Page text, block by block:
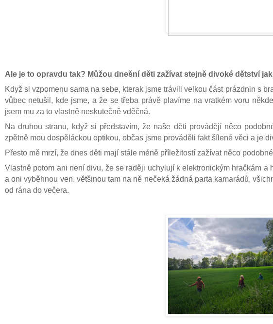
Ale je to opravdu tak? Můžou dnešní děti zažívat stejně divoké dětství
Když si vzpomenu sama na sebe, kterak jsme trávili velkou část prázdnin s
vůbec netušil, kde jsme, a že se třeba právě plavíme na vratkém voru
jsem mu za to vlastně neskutečně vděčná.
Na druhou stranu, když si představím, že naše děti provádějí něco
zpětně mou dospěláckou optikou, občas jsme prováděli fakt šílené věci a je
Přesto mě mrzí, že dnes děti mají stále méně příležitostí zažívat něco
Vlastně potom ani není divu, že se raději uchylují k elektronickým hračkám
a oni vyběhnou ven, většinou tam na ně nečeká žádná parta kamarádů,
od rána do večera.